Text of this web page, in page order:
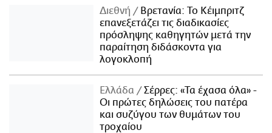
Διεθνή
Βρετανία: Το Κέιμπριτζ
επανεξετάζει τις διαδικασίες
πρόσληψης καθηγητών μετά την
παραίτηση διδάσκοντα για
λογοκλοπή
Ελλάδα
Σέρρες: «Τα έχασα όλα» -
Οι πρώτες δηλώσεις του πατέρα
και συζύγου των θυμάτων του
τροχαίου